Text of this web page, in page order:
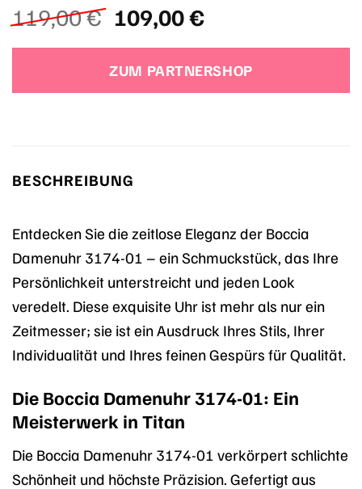
119,00€ Ursprünglicher
Preis
war:
119,00 €
109,00€Aktueller
ist:
109,00 €.
ZUM PARTNERSHOP
BESCHREIBUNG
Entdecken Sie die zeitlose Eleganz der Boccia
Damenuhr 3174-01 – ein Schmuckstück, das Ihre
Persönlichkeit unterstreicht und jeden Look
veredelt. Diese exquisite Uhr ist mehr als nur ein
Zeitmesser; sie ist ein Ausdruck Ihres Stils, Ihrer
Individualität und Ihres feinen Gespürs für Qualität.
Die Boccia Damenuhr 3174-01: Ein
Meisterwerk in Titan
Die Boccia Damenuhr 3174-01 verkörpert schlichte
Schönheit und höchste Präzision. Gefertigt aus